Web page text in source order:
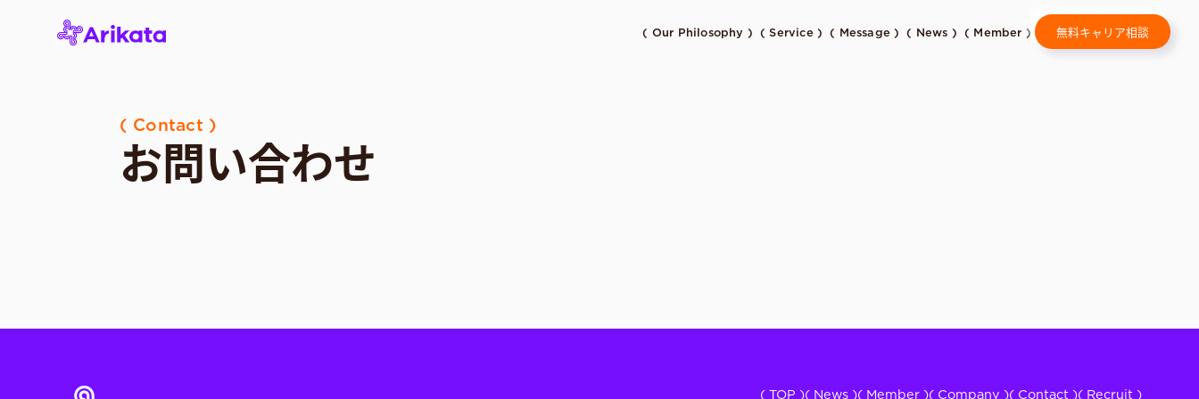
( Our Philosophy ) ( Service ) ( Message ) ( News ) ( Member ) 無料キャリア相談
( Contact )
お問い合わせ
( TOP )( News )( Member )( Company )( Contact )( Recruit )